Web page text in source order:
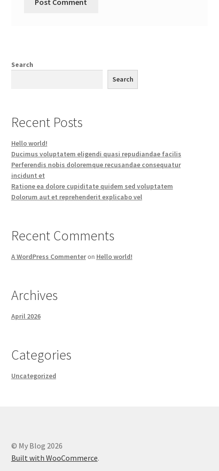
Search
Search
Recent Posts
Hello world!
Ducimus voluptatem eligendi quasi repudiandae facilis
Perferendis nobis doloremque recusandae consequatur
incidunt et
Ratione ea dolore cupiditate quidem sed voluptatem
Dolorum aut et reprehenderit explicabo vel
Recent Comments
A WordPress Commenteron Hello world!
Archives
April 2026
Categories
Uncategorized
© My Blog 2026
Built with WooCommerce.